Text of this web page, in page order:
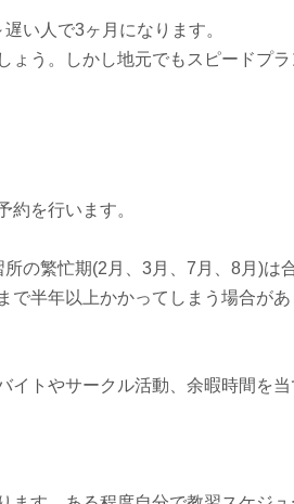
い人で3ヶ月になります。
ょう。しかし地元でもスピードプ
約を行います。
の繁忙期(2月、3月、7月、8月)は
半年以上かかってしまう場合があ
イトやサークル活動、余暇時間